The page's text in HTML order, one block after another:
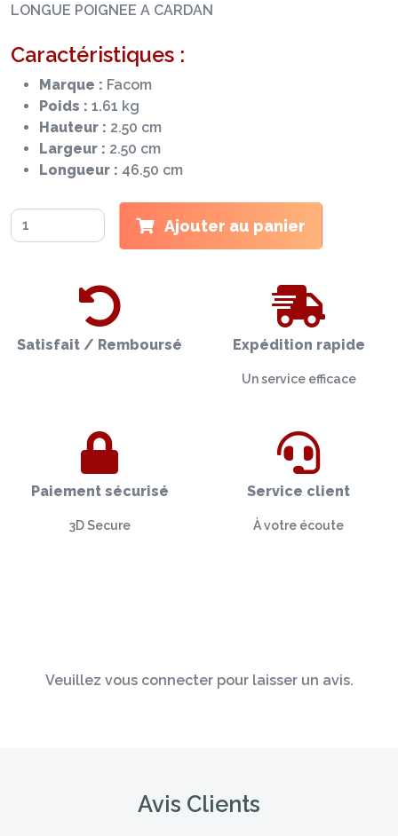
LONGUE POIGNEE A CARDAN
Caractéristiques :
Marque : Facom
Poids : 1.61 kg
Hauteur : 2.50 cm
Largeur : 2.50 cm
Longueur : 46.50 cm
Ajouter au panier
Satisfait / Remboursé Expédition rapide
Un service efficace
Paiement sécurisé
3D Secure
Service client
À votre écoute
Veuillez vous connecter pour laisser un avis.
Avis Clients